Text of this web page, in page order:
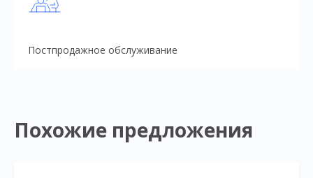
Постпродажное обслуживание
Похожие предложения